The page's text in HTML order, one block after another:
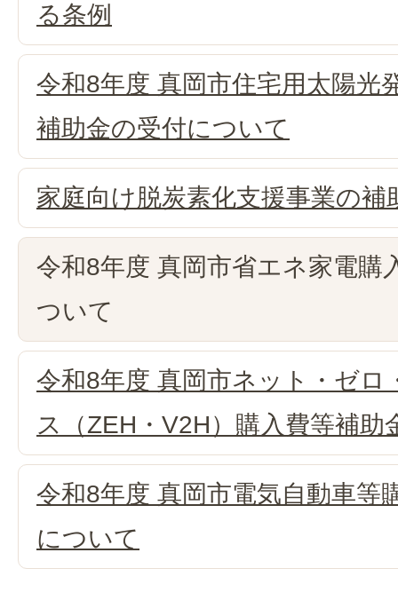
る条例
令和8年度 真岡市住宅用太陽光
補助金の受付について
家庭向け脱炭素化支援事業の補
令和8年度 真岡市省エネ家電購
ついて
令和8年度 真岡市ネット・ゼロ
ス（ZEH・V2H）購入費等補助
令和8年度 真岡市電気自動車等
について